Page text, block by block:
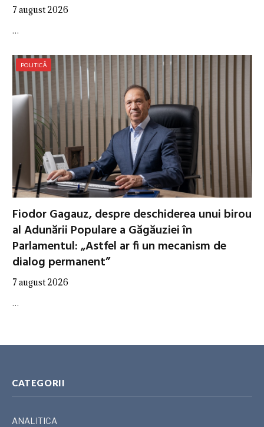
7 august 2026
…
POLITICĂ
Fiodor Gagauz, despre deschiderea unui birou
al Adunării Populare a Găgăuziei în
Parlamentul: „Astfel ar fi un mecanism de
dialog permanent”
7 august 2026
…
CATEGORII
ANALITICA